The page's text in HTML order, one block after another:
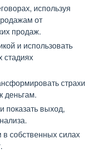
используя
от
продаж.
и использовать
страхи
деньгам.
показать выход,
в собственных силах